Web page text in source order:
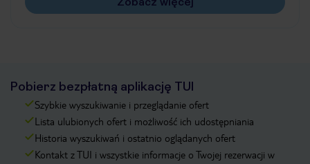
Pobierz bezpłatną aplikację TUI
Szybkie wyszukiwanie i przeglądanie ofert
Lista ulubionych ofert i możliwość ich udostępniania
Historia wyszukiwań i ostatnio oglądanych ofert
Kontakt z TUI i wszystkie informacje o Twojej rezerwacji w